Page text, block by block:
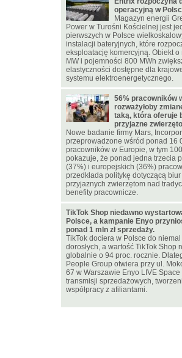
operacyjną w
Magazyn energii
Power w Turośni Kościelnej jest
pierwszych w Polsce
instalacji bateryjnych, które
eksploatację komercyjną. Obiekt o
MW i pojemności 800 MWh
elastyczności dostępne dla
systemu elektroenergetycznego.
56% pracowników
rozważyłoby
taką, która oferuje
przyjazne
Nowe badanie firmy Mars,
przeprowadzone wśród ponad 16
pracowników w Europie, w tym
pokazuje, że ponad jedna trzecia
(37%) i europejskich (36%)
przedkłada politykę dotyczącą biur
przyjaznych zwierzętom nad
benefity pracownicze.
TikTok Shop niedawno
Polsce, a kampanie Enyo
ponad 1 mln zł sprzedaży.
TikTok dociera w Polsce do
dorosłych, a wartość TikTok Shop
globalnie o 94 proc. rocznie.
People Group otwiera przy ul.
67 w Warszawie Enyo LIVE Space
transmisji sprzedażowych,
współpracy z afiliantami.